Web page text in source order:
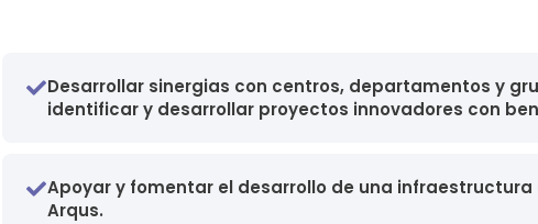
Desarrollar sinergias con centros, departamentos y
identificar y desarrollar proyectos innovadores con
Apoyar y fomentar el desarrollo de una
Arqus.